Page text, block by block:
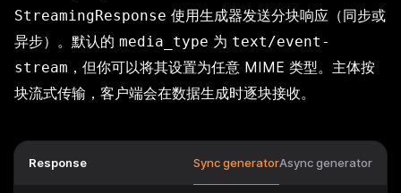
StreamingResponse 使用生成器发送分块响应（同步或
异步）。默认的 media_type 为 text/event-
stream ，但你可以将其设置为任意 MIME 类型。主体按
块流式传输，客户端会在数据生成时逐块接收。
Response Sync generatorAsync generator